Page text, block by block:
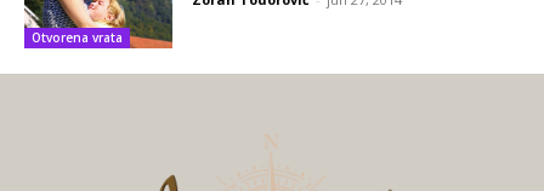
Otvorena vrata